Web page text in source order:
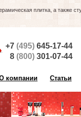
плитка, а также
+7 (495) 645-17-44
8 (800) 301-07-44
компании Статьи